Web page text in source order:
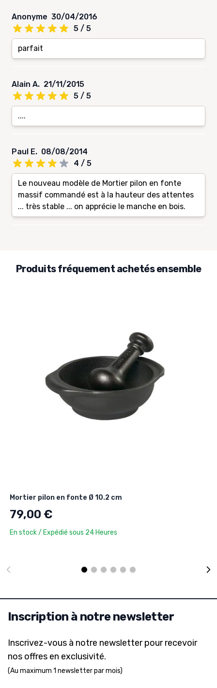
Anonyme 30/04/2016
5 / 5
parfait
Alain A. 21/11/2015
5 / 5
....
Paul E. 08/08/2014
4 / 5
Le nouveau modèle de Mortier pilon en fonte
massif commandé est à la hauteur des attentes
... très stable ... on apprécie le manche en bois.
Produits fréquement achetés ensemble
Mortier pilon en fonte Ø 10.2 cm
79,00 €
En stock / Expédié sous 24 Heures
Inscription à notre newsletter
Inscrivez-vous à notre newsletter pour recevoir
nos offres en exclusivité.
(Au maximum 1 newsletter par mois)